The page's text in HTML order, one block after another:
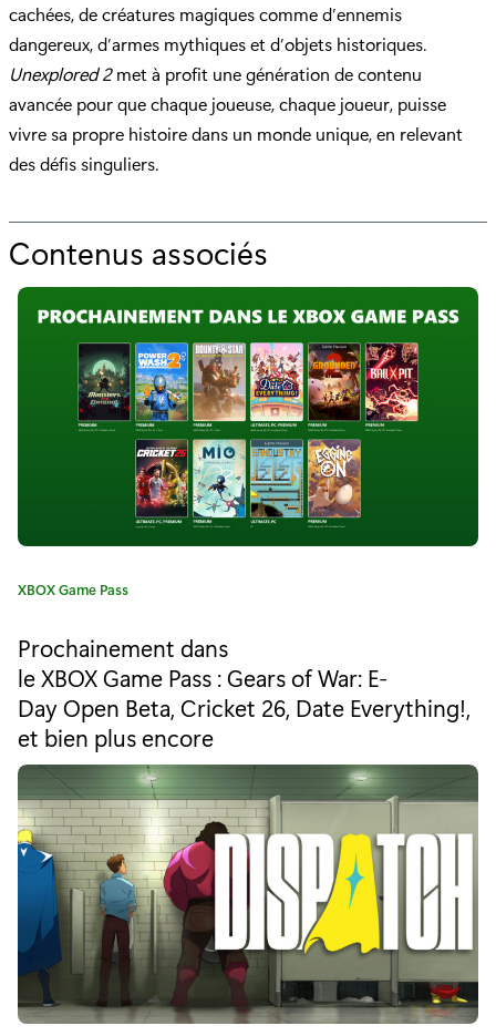
cachées, de créatures magiques comme d’ennemis
dangereux, d’armes mythiques et d’objets historiques.
Unexplored 2met à profit une génération de contenu
avancée pour que chaque joueuse, chaque joueur, puisse
vivre sa propre histoire dans un monde unique, en relevant
des défis singuliers.
Contenus associés
o
u
r
"
I
D
@
x
a
n
n
o
n
c
e
1
C
é
g
o
i
e
:
XBOX Game Pass
Prochainement dans
le XBOX Game Pass : Gears of War: E-
Day Open Beta, Cricket 26, Date Everything!,
et bien plus encore